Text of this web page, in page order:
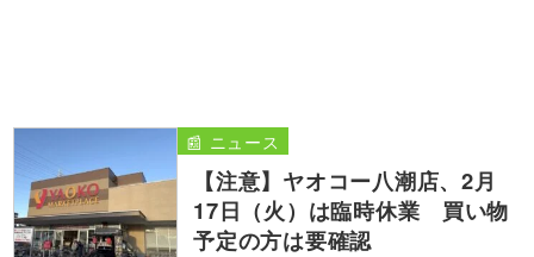
【注意】ヤオコー八潮店、2月
17日（火）は臨時休業 買い物
予定の方は要確認
📰 ニュース